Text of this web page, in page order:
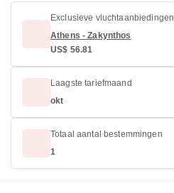
Exclusieve vluchtaanbiedingen
Athens - Zakynthos
US$ 56.81
Laagste tariefmaand
okt
Totaal aantal bestemmingen
1